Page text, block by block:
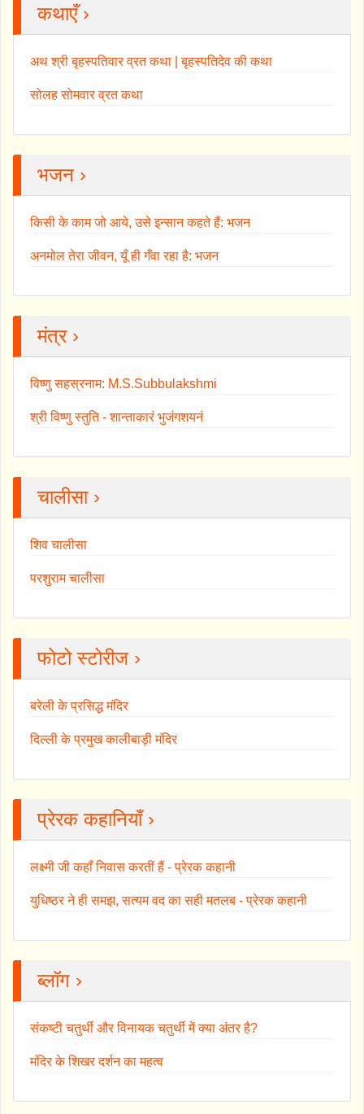
कथाएँ ›
अथ श्री बृहस्पतिवार व्रत कथा | बृहस्पतिदेव की कथा
सोलह सोमवार व्रत कथा
भजन ›
किसी के काम जो आये, उसे इन्सान कहते हैं: भजन
अनमोल तेरा जीवन, यूँ ही गँवा रहा है: भजन
मंत्र ›
विष्णु सहस्रनाम: M.S.Subbulakshmi
श्री विष्णु स्तुति - शान्ताकारं भुजंगशयनं
चालीसा ›
शिव चालीसा
परशुराम चालीसा
फोटो स्टोरीज ›
बरेली के प्रसिद्ध मंदिर
दिल्ली के प्रमुख कालीबाड़ी मंदिर
प्रेरक कहानियाँ ›
लक्ष्मी जी कहाँ निवास करतीं हैं - प्रेरक कहानी
युधिष्ठर ने ही समझ, सत्यम वद का सही मतलब - प्रेरक कहानी
ब्लॉग ›
संकष्टी चतुर्थी और विनायक चतुर्थी में क्या अंतर है?
मंदिर के शिखर दर्शन का महत्व